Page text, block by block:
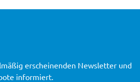
erscheinenden Newsletter und
informiert.